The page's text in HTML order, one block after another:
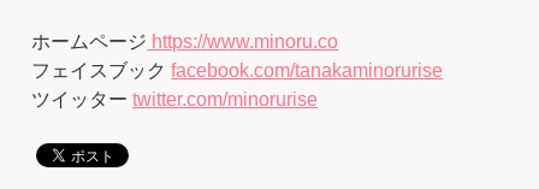
ホームページ https://www.minoru.co
フェイスブックfacebook.com/tanakaminorurise
ツイッターtwitter.com/minorurise